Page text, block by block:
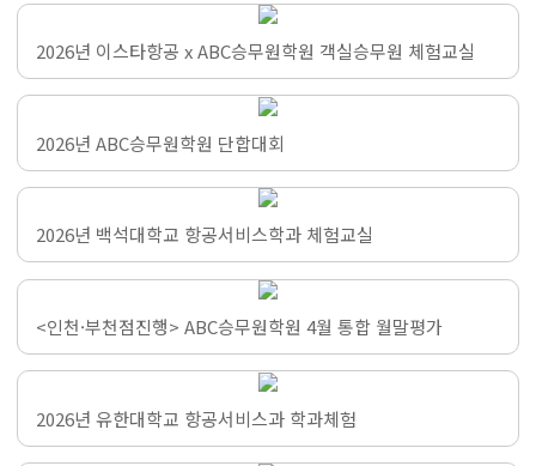
2026년 이스타항공 x ABC승무원학원 객실승무원 체험교실
2026년 ABC승무원학원 단합대회
2026년 백석대학교 항공서비스학과 체험교실
<인천·부천점진행> ABC승무원학원 4월 통합 월말평가
2026년 유한대학교 항공서비스과 학과체험